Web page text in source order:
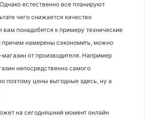
естественно все планируют
чего снижается качество
вам понадобятся к примеру технические
причем намерены сэкономить, можно
магазин от производителя. Например
непосредственно самого
поэтому цены выгодные здесь, ну а
на сегодняшний момент онлайн